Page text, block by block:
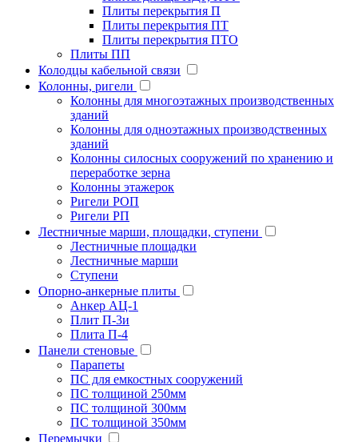
Плиты перекрытия П
Плиты перекрытия ПТ
Плиты перекрытия ПТО
Плиты ПП
Колодцы кабельной связи
Колонны, ригели
Колонны для многоэтажных производственных
зданий
Колонны для одноэтажных производственных
зданий
Колонны силосных сооружений по хранению и
переработке зерна
Колонны этажерок
Ригели РОП
Ригели РП
Лестничные марши, площадки, ступени
Лестничные площадки
Лестничные марши
Ступени
Опорно-анкерные плиты
Анкер АЦ-1
Плит П-3и
Плита П-4
Панели стеновые
Парапеты
ПС для емкостных сооружений
ПС толщиной 250мм
ПС толщиной 300мм
ПС толщиной 350мм
Перемычки